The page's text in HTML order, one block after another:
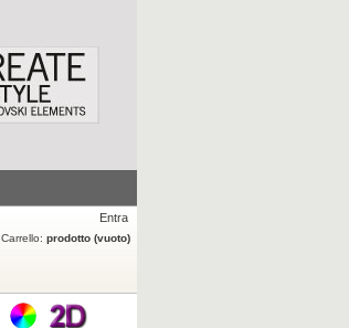
Entra
Carrello: prodotto (vuoto)